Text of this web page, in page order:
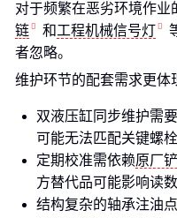
对于频繁在恶劣环境作业
链
和工程机械信号灯
者忽略。
维护环节的配套需求更体
双液压缸同步维护需
可能无法匹配关键螺
定期校准需依赖原厂
方替代品可能影响读
结构复杂的轴承注油